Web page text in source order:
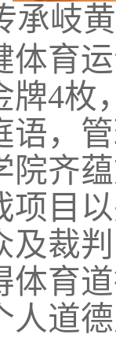
承岐
体育
牌4枚
语，
院齐
项目
及裁
体育
人道